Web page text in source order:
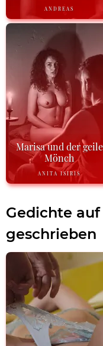
ANDREAS
Marisa und der geile
Mönch
ANITA ISIRIS
Gedichte
geschrieben